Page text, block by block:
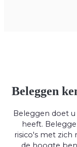
Beleggen
Beleggen doet
heeft.
risico's met zich